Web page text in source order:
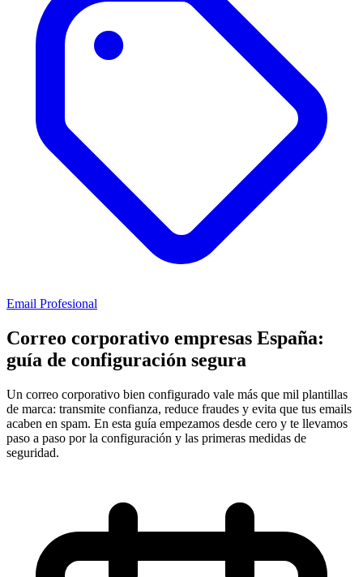
Email Profesional
Correo corporativo empresas España:
guía de configuración segura
Un correo corporativo bien configurado vale más que mil plantillas
de marca: transmite confianza, reduce fraudes y evita que tus emails
acaben en spam. En esta guía empezamos desde cero y te llevamos
paso a paso por la configuración y las primeras medidas de
seguridad.